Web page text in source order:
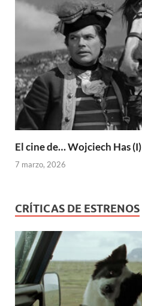
El cine de… Wojciech Has (I)
7 marzo, 2026
CRÍTICAS DE ESTRENOS